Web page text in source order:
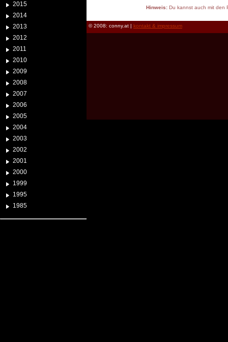
2015
2014
2013
2012
2011
2010
2009
2008
2007
2006
2005
2004
2003
2002
2001
2000
1999
1995
1985
Hinweis:Du kannst auch mit den
© 2008: conny.at | kontakt & impressum